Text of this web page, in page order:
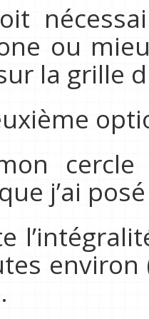
ou
la grille
j’ai